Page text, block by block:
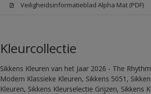
Veiligheidsinformatieblad Alpha Mat (PDF)
Kleurcollectie
Sikkens Kleuren van het Jaar 2026 - The
Modern Klassieke Kleuren, Sikkens 5051,
Kleuren, Sikkens Kleurselectie Grijzen, Sikkens